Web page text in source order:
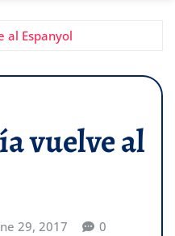
al Espanyol
vuelve al
29, 2017 0